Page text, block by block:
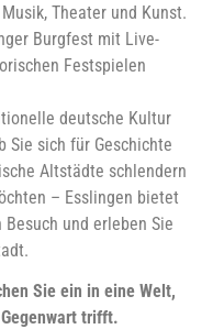
Theater und Kunst.
Burgfest mit Live-
Festspielen
deutsche Kultur
Sie sich für Geschichte
Altstädte schlendern
– Esslingen bietet
und erleben Sie
Sie ein in eine Welt,
trifft.